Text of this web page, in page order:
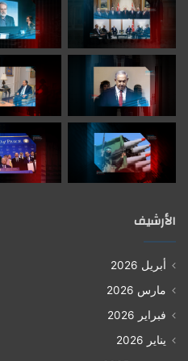
لعملية السور الحديدي في
بالتطورات السياسية
يحاول تخفيف الضغوط
شركائه من اليمين، فضم
وأهدافهم السياسية بما
الداخلية المتعلقة بمراحل
كما أن تراجع ترامب جزئياً
غزة، وتحويل مقترح
كان له إرتدادته داخل
نتنياهو على توسيع عملياته
الضفة الغربية تواجه حرب
تواجه قيادة المنطقة
انتقادات واسعة على
الأرشيف
أبريل 2026
مارس 2026
فبراير 2026
يناير 2026